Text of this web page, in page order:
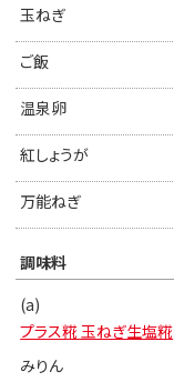
玉ねぎ
ご飯
温泉卵
紅しょうが
万能ねぎ
調味料
(a)
プラス糀 玉ねぎ生塩糀
みりん